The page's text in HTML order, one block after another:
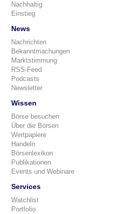
Nachhaltig
Einstieg
News
Nachrichten
Bekanntmachungen
Marktstimmung
RSS-Feed
Podcasts
Newsletter
Wissen
Börse besuchen
Über die Börsen
Wertpapiere
Handeln
Börsenlexikon
Publikationen
Events und Webinare
Services
Watchlist
Portfolio